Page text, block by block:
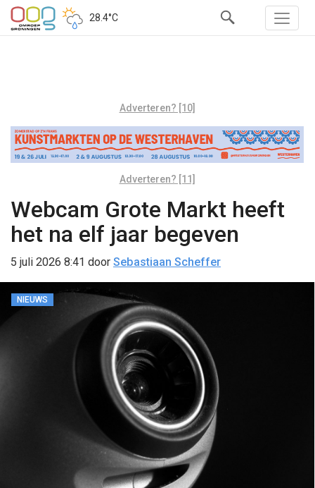
28.4°C
Adverteren? [10]
Adverteren? [11]
Webcam Grote Markt heeft
het na elf jaar begeven
5 juli 2026 8:41 door Sebastiaan Scheffer
NIEUWS